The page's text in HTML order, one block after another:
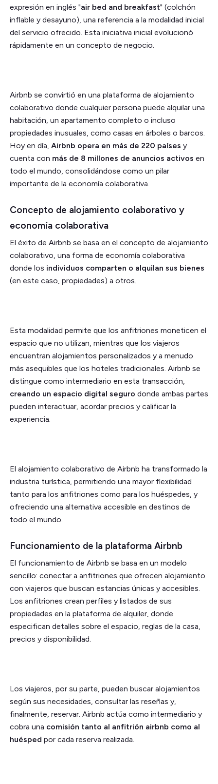
expresión en inglés "air bed and breakfast" (colchón
inflable y desayuno), una referencia a la modalidad inicial
del servicio ofrecido. Esta iniciativa inicial evolucionó
rápidamente en un concepto de negocio.
Airbnb se convirtió en una plataforma de alojamiento
colaborativo donde cualquier persona puede alquilar una
habitación, un apartamento completo o incluso
propiedades inusuales, como casas en árboles o barcos.
Hoy en día, Airbnb opera en más de 220 países y
cuenta con más de 8 millones de anuncios activos en
todo el mundo, consolidándose como un pilar
importante de la economía colaborativa.
Concepto de alojamiento colaborativo y
economía colaborativa
El éxito de Airbnb se basa en el concepto de alojamiento
colaborativo, una forma de economía colaborativa
donde los individuos comparten o alquilan sus bienes
(en este caso, propiedades) a otros.
Esta modalidad permite que los anfitriones moneticen el
espacio que no utilizan, mientras que los viajeros
encuentran alojamientos personalizados y a menudo
más asequibles que los hoteles tradicionales. Airbnb se
distingue como intermediario en esta transacción,
creando un espacio digital seguro donde ambas partes
pueden interactuar, acordar precios y calificar la
experiencia.
El alojamiento colaborativo de Airbnb ha transformado la
industria turística, permitiendo una mayor flexibilidad
tanto para los anfitriones como para los huéspedes, y
ofreciendo una alternativa accesible en destinos de
todo el mundo.
Funcionamiento de la plataforma Airbnb
El funcionamiento de Airbnb se basa en un modelo
sencillo: conectar a anfitriones que ofrecen alojamiento
con viajeros que buscan estancias únicas y accesibles.
Los anfitriones crean perfiles y listados de sus
propiedades en la plataforma de alquiler, donde
especifican detalles sobre el espacio, reglas de la casa,
precios y disponibilidad.
Los viajeros, por su parte, pueden buscar alojamientos
según sus necesidades, consultar las reseñas y,
finalmente, reservar. Airbnb actúa como intermediario y
cobra una comisión tanto al anfitrión airbnb como al
huésped por cada reserva realizada.